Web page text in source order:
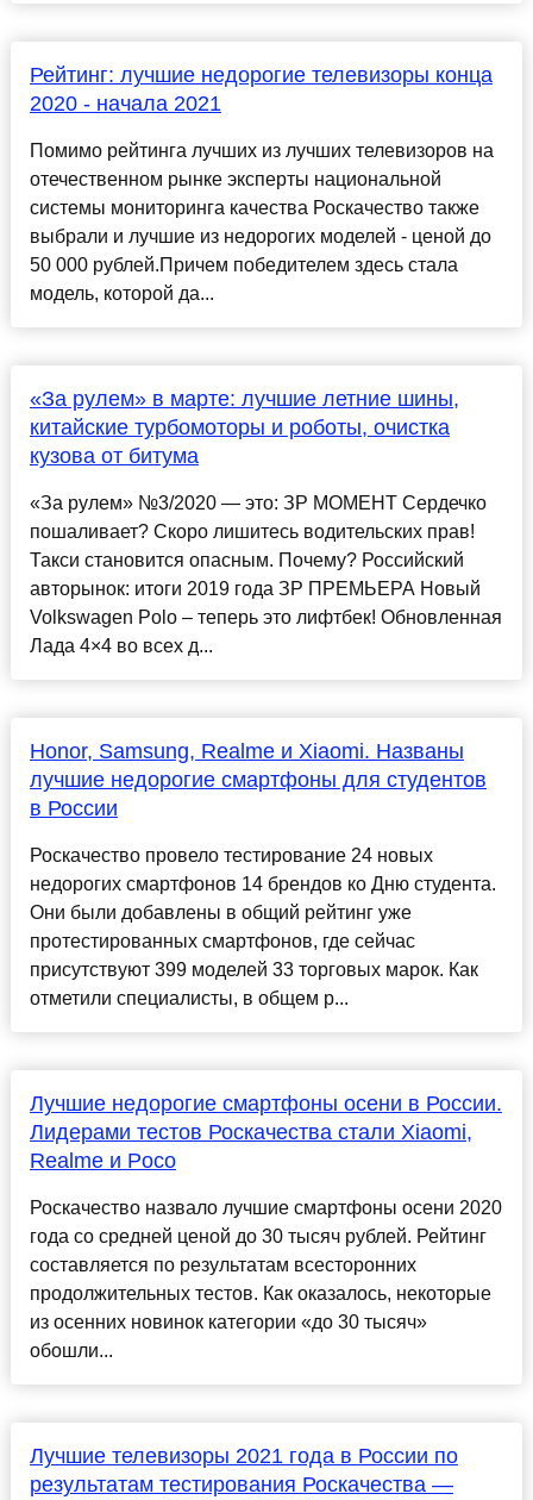
Рейтинг: лучшие недорогие телевизоры конца
2020 - начала 2021
Помимо рейтинга лучших из лучших телевизоров на
отечественном рынке эксперты национальной
системы мониторинга качества Роскачество также
выбрали и лучшие из недорогих моделей - ценой до
50 000 рублей.Причем победителем здесь стала
модель, которой да...
«За рулем» в марте: лучшие летние шины,
китайские турбомоторы и роботы, очистка
кузова от битума
«За рулем» №3/2020 — это: ЗР МОМЕНТ Сердечко
пошаливает? Скоро лишитесь водительских прав!
Такси становится опасным. Почему? Российский
авторынок: итоги 2019 года ЗР ПРЕМЬЕРА Новый
Volkswagen Polo – теперь это лифтбек! Обновленная
Лада 4×4 во всех д...
Honor, Samsung, Realme и Xiaomi. Названы
лучшие недорогие смартфоны для студентов
в России
Роскачество провело тестирование 24 новых
недорогих смартфонов 14 брендов ко Дню студента.
Они были добавлены в общий рейтинг уже
протестированных смартфонов, где сейчас
присутствуют 399 моделей 33 торговых марок. Как
отметили специалисты, в общем р...
Лучшие недорогие смартфоны осени в России.
Лидерами тестов Роскачества стали Xiaomi,
Realme и Poco
Роскачество назвало лучшие смартфоны осени 2020
года со средней ценой до 30 тысяч рублей. Рейтинг
составляется по результатам всесторонних
продолжительных тестов. Как оказалось, некоторые
из осенних новинок категории «до 30 тысяч»
обошли...
Лучшие телевизоры 2021 года в России по
результатам тестирования Роскачества —